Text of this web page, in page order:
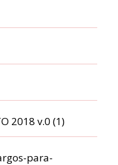
2018 v.0 (1)
para-